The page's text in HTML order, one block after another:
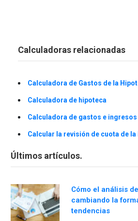
Calculadoras relacionadas
Calculadora de Gastos de la
Calculadora de hipoteca
Calculadora de gastos e ingresos
Calcular la revisión de cuota de
Últimos artículos.
Cómo el análisis
cambiando la
tendencias